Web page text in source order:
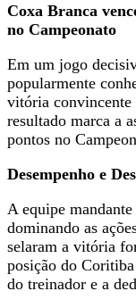
Coxa Branca
no Campeonato
Em um jogo
popularmente
vitória convincente
resultado marca a
pontos no
Desempenho e
A equipe
dominando as
selaram a vitória
posição do
do treinador e a